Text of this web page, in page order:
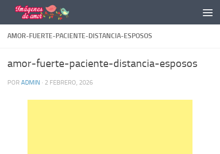
Saltar al contenido
AMOR-FUERTE-PACIENTE-DISTANCIA-ESPOSOS
amor-fuerte-paciente-distancia-esposos
POR ADMIN · 2 FEBRERO, 2026